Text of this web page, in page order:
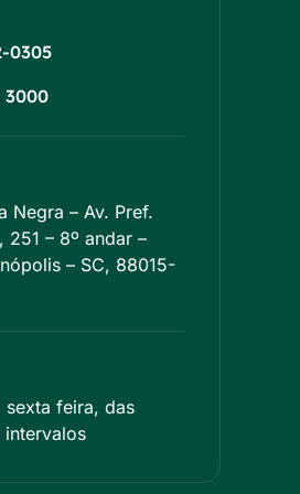
0305
3000
Negra – Av. Pref.
251 – 8º andar –
– SC, 88015-
sexta feira, das
intervalos